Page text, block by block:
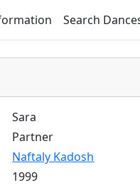
Search
Sara
Partner
Naftaly Kadosh
1999